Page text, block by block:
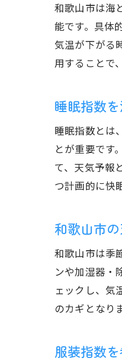
和歌山市は海
能です。具体
気温が下がる
用することで
睡眠指数
睡眠指数とは
とが重要です
て、天気予報
つ計画的に快
和歌山市
和歌山市は季
ンや加湿器・
ェックし、気
のカギとなり
服装指数